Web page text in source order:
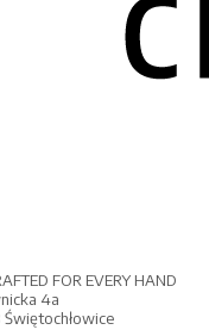
FOR EVERY HAND
4a